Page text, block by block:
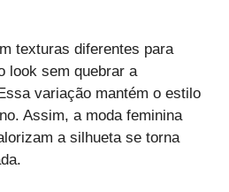
texturas diferentes para
look sem quebrar a
variação mantém o estilo
Assim, a moda feminina
a silhueta se torna